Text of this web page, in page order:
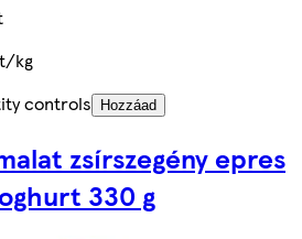
kg
controls
Hozzáad
zsírszegény epres
330 g